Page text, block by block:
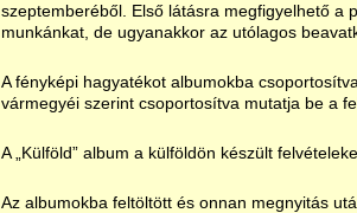
szeptemberéből. Első látásra megfigyelhető a
munkánkat, de ugyanakkor az utólagos
A fényképi hagyatékot albumokba
vármegyéi szerint csoportosítva mutatja be a
A „Külföld” album a külföldön készült
Az albumokba feltöltött és onnan megnyitás